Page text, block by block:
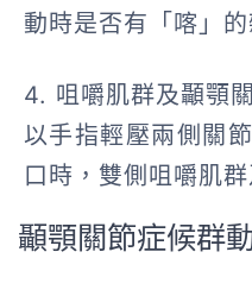
動時是否有「喀」的
4. 咀嚼肌群及顳顎
以手指輕壓兩側關
口時，雙側咀嚼肌
顳顎關節症候群